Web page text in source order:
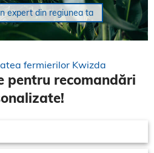
expert din regiunea ta
fermierilor Kwizda
pentru recomandări